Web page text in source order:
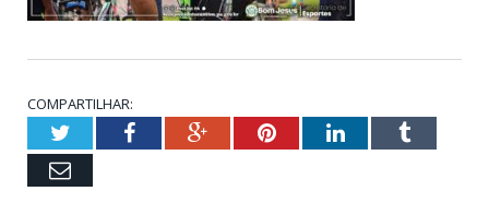
COMPARTILHAR:
TwitterFacebookGoogle+PinterestLinkedInTumblr
Email